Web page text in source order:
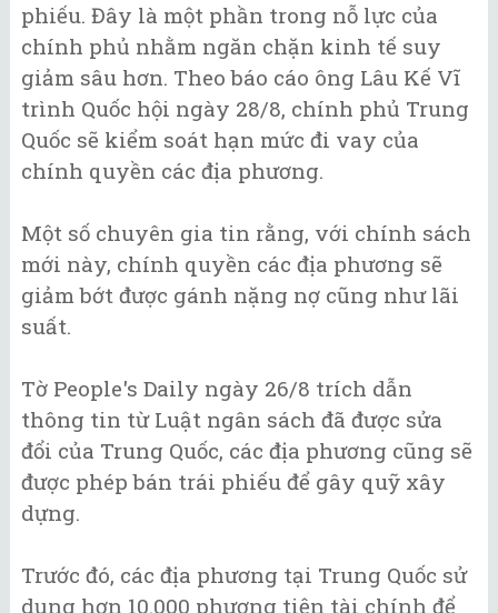
phiếu. Đây là một phần trong nỗ lực của
chính phủ nhằm ngăn chặn kinh tế suy
giảm sâu hơn. Theo báo cáo ông Lâu Kế Vĩ
trình Quốc hội ngày 28/8, chính phủ Trung
Quốc sẽ kiểm soát hạn mức đi vay của
chính quyền các địa phương.
Một số chuyên gia tin rằng, với chính sách
mới này, chính quyền các địa phương sẽ
giảm bớt được gánh nặng nợ cũng như lãi
suất.
Tờ People's Daily ngày 26/8 trích dẫn
thông tin từ Luật ngân sách đã được sửa
đổi của Trung Quốc, các địa phương cũng sẽ
được phép bán trái phiếu để gây quỹ xây
dựng.
Trước đó, các địa phương tại Trung Quốc sử
dụng hơn 10.000 phương tiện tài chính để